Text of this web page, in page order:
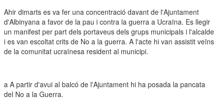
Ahir dimarts es va fer una concentració davant de l'Ajuntament
d'Albinyana a favor de la pau i contra la guerra a Ucraïna. Es llegir
un manifest per part dels portaveus dels grups municipals i l'alcalde
i es van escoltat crits de No a la guerra. A l'acte hi van assistit veïns
de la comunitat ucraïnesa resident al municipi.
a A partir d'avui al balcó de l'Ajuntament hi ha posada la pancata
del No a la Guerra.